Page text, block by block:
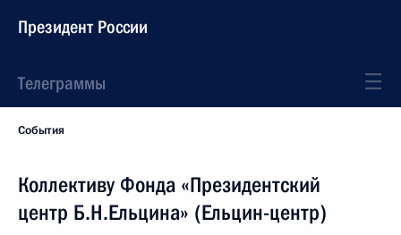
Президент России
Телеграммы
События
Коллективу Фонда «Президентский
центр Б.Н.Ельцина» (Ельцин-центр)